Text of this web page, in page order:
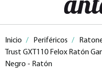
Inicio / Periféricos /
Trust GXT110 Felox Ratón
Negro - Ratón